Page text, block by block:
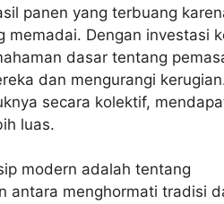
panen yang terbuang
memadai. Dengan investasi
dasar tentang
dan mengurangi
secara kolektif,
luas.
modern adalah tentang
antara menghormati tradisi